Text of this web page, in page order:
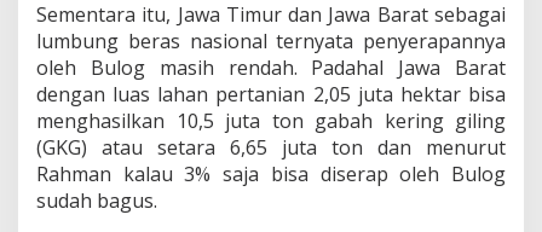
B
i
s
m
p
o
Sementara itu, Jawa Timur dan Jawa Barat sebagai
lumbung beras nasional ternyata penyerapannya
oleh Bulog masih rendah. Padahal Jawa Barat
dengan luas lahan pertanian 2,05 juta hektar bisa
menghasilkan 10,5 juta ton gabah kering giling
(GKG) atau setara 6,65 juta ton dan menurut
Rahman kalau 3% saja bisa diserap oleh Bulog
sudah bagus.